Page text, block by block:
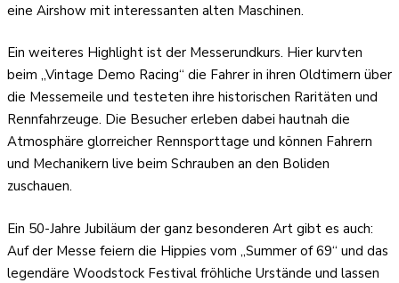
eine Airshow mit interessanten alten Maschinen.
Ein weiteres Highlight ist der Messerundkurs. Hier kurvten
beim „Vintage Demo Racing“ die Fahrer in ihren Oldtimern über
die Messemeile und testeten ihre historischen Raritäten und
Rennfahrzeuge. Die Besucher erleben dabei hautnah die
Atmosphäre glorreicher Rennsporttage und können Fahrern
und Mechanikern live beim Schrauben an den Boliden
zuschauen.
Ein 50-Jahre Jubiläum der ganz besonderen Art gibt es auch:
Auf der Messe feiern die Hippies vom „Summer of 69“ und das
legendäre Woodstock Festival fröhliche Urstände und lassen